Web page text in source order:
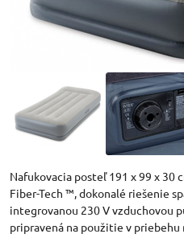
Nafukovacia posteľ 191 x 99 x
Fiber-Tech ™, dokonalé riešenie
integrovanou 230 V vzduchovou
pripravená na použitie v